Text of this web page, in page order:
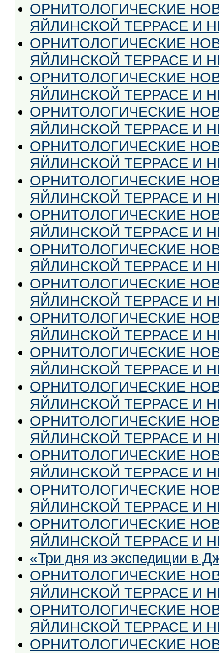
ОРНИТОЛОГИЧЕСКИЕ
ЯЙЛИНСКОЙ ТЕРРАСЕ И
ОРНИТОЛОГИЧЕСКИЕ
ЯЙЛИНСКОЙ ТЕРРАСЕ И
ОРНИТОЛОГИЧЕСКИЕ
ЯЙЛИНСКОЙ ТЕРРАСЕ И
ОРНИТОЛОГИЧЕСКИЕ
ЯЙЛИНСКОЙ ТЕРРАСЕ И
ОРНИТОЛОГИЧЕСКИЕ
ЯЙЛИНСКОЙ ТЕРРАСЕ И
ОРНИТОЛОГИЧЕСКИЕ
ЯЙЛИНСКОЙ ТЕРРАСЕ И
ОРНИТОЛОГИЧЕСКИЕ
ЯЙЛИНСКОЙ ТЕРРАСЕ И
ОРНИТОЛОГИЧЕСКИЕ
ЯЙЛИНСКОЙ ТЕРРАСЕ И
ОРНИТОЛОГИЧЕСКИЕ
ЯЙЛИНСКОЙ ТЕРРАСЕ И
ОРНИТОЛОГИЧЕСКИЕ
ЯЙЛИНСКОЙ ТЕРРАСЕ И
ОРНИТОЛОГИЧЕСКИЕ
ЯЙЛИНСКОЙ ТЕРРАСЕ И
ОРНИТОЛОГИЧЕСКИЕ
ЯЙЛИНСКОЙ ТЕРРАСЕ И
ОРНИТОЛОГИЧЕСКИЕ
ЯЙЛИНСКОЙ ТЕРРАСЕ И
ОРНИТОЛОГИЧЕСКИЕ
ЯЙЛИНСКОЙ ТЕРРАСЕ И
ОРНИТОЛОГИЧЕСКИЕ
ЯЙЛИНСКОЙ ТЕРРАСЕ И
ОРНИТОЛОГИЧЕСКИЕ
ЯЙЛИНСКОЙ ТЕРРАСЕ И
«Три дня из экспедиции в
ОРНИТОЛОГИЧЕСКИЕ
ЯЙЛИНСКОЙ ТЕРРАСЕ И
ОРНИТОЛОГИЧЕСКИЕ
ЯЙЛИНСКОЙ ТЕРРАСЕ И
ОРНИТОЛОГИЧЕСКИЕ